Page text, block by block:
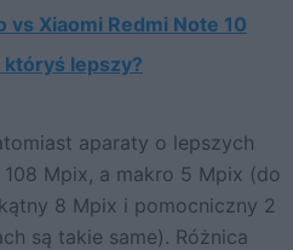
Xiaomi Redmi Note 10
któryś lepszy?
aparaty o lepszych
Mpix, a makro 5 Mpix (do
8 Mpix i pomocniczny 2
są takie same). Różnica